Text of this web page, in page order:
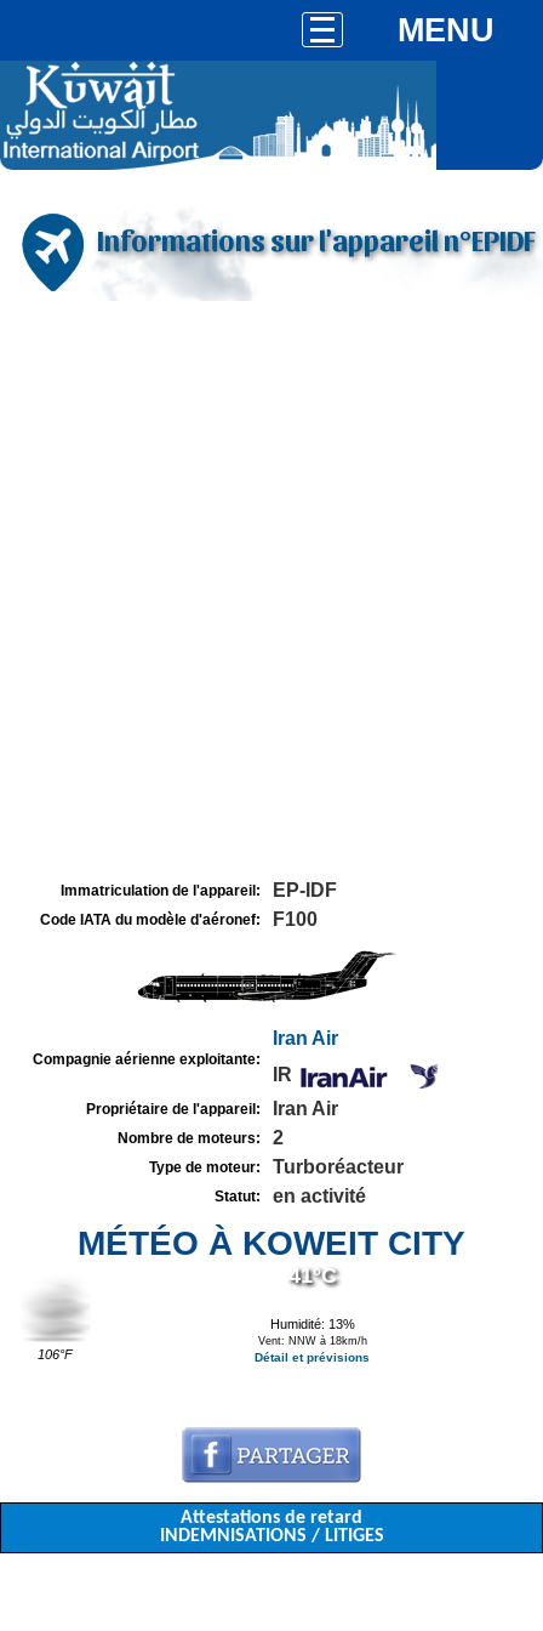
MENU
Informations sur l'appareil n°EPIDF
Immatriculation de l'appareil: EP-IDF
Code IATA du modèle d'aéronef: F100
Compagnie aérienne exploitante:
Iran Air
IR
Propriétaire de l'appareil: Iran Air
Nombre de moteurs: 2
Type de moteur: Turboréacteur
Statut: en activité
MÉTÉO À KOWEIT CITY
106°F
41°C
Humidité: 13%
Vent: NNW à 18km/h
Détail et prévisions
Attestations de retard
INDEMNISATIONS / LITIGES